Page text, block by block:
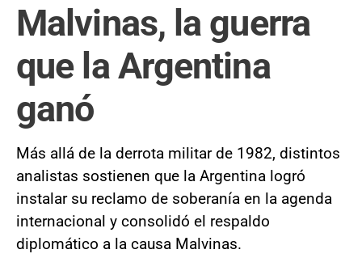
Malvinas, la guerra
que la Argentina
ganó
Más allá de la derrota militar de 1982, distintos
analistas sostienen que la Argentina logró
instalar su reclamo de soberanía en la agenda
internacional y consolidó el respaldo
diplomático a la causa Malvinas.